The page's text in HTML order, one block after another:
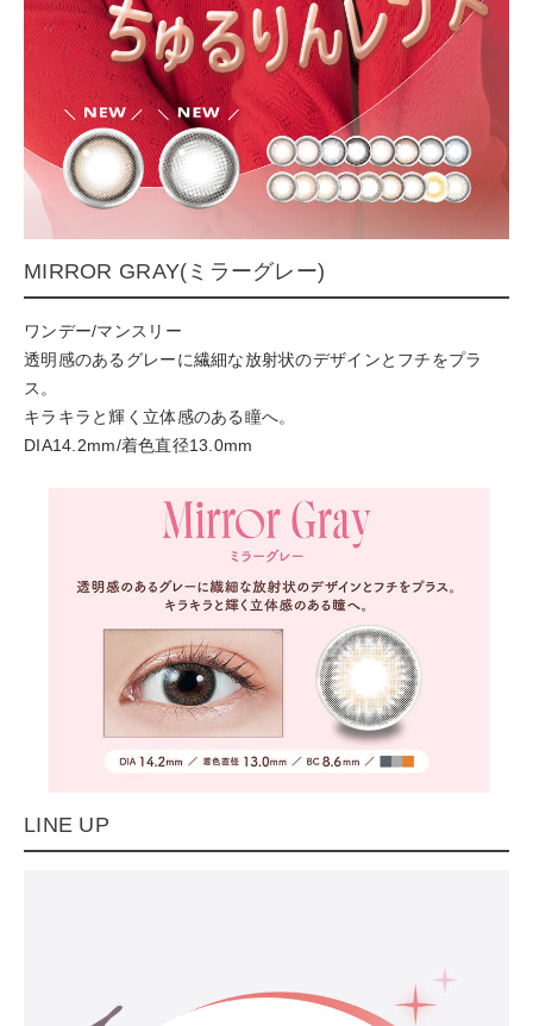
MIRROR GRAY(ミラーグレー)
ワンデー/マンスリー
透明感のあるグレーに繊細な放射状のデザインとフチをプラ
ス。
キラキラと輝く立体感のある瞳へ。
DIA14.2mm/着色直径13.0mm
LINE UP